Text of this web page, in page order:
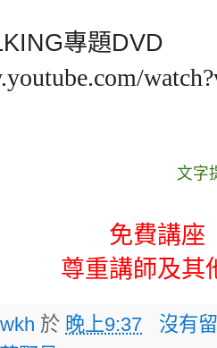
專題DVD
文字
免費講
尊重講師及
於 晚上9:37
沒有